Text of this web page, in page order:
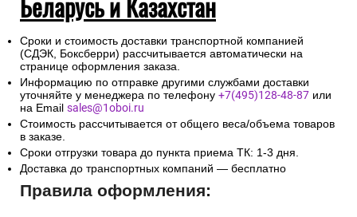
Сроки и стоимость доставки транспортной компанией
(СДЭК, Боксберри) рассчитывается автоматически на
странице оформления заказа.
Информацию по отправке другими службами доставки
уточняйте у менеджера по телефону +7(495)128-48-87 или
на Email sales@1oboi.ru
Стоимость рассчитывается от общего веса/объема товаров
в заказе.
Сроки отгрузки товара до пункта приема ТК: 1-3 дня.
Доставка до транспортных компаний — бесплатно
Правила оформления: